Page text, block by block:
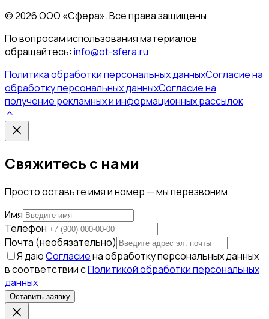
©2026ООО «Сфера». Все права защищены.
По вопросам использования материалов
обращайтесь: info@ot-sfera.ru
Политика обработки персональных данныхСогласие на
обработку персональных данныхСогласие на
получение рекламных и информационных рассылок
Свяжитесь с нами
Просто оставьте имя и номер — мы перезвоним.
Имя
Телефон
Почта (необязательно)
Я даюСогласиена обработку персональных данных
в соответствии сПолитикой обработки персональных
данных
Оставить заявку